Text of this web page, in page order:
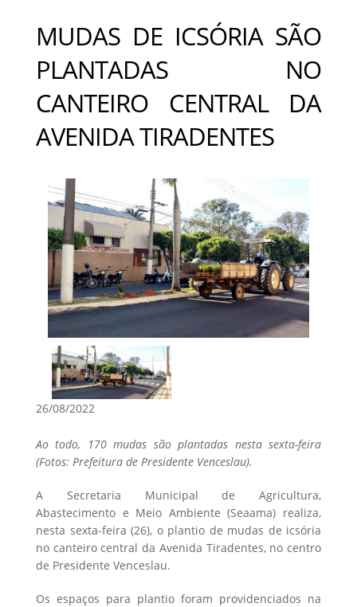
MUDAS DE ICSÓRIA SÃO
PLANTADAS NO
CANTEIRO CENTRAL DA
AVENIDA TIRADENTES
26/08/2022
Ao todo, 170 mudas são plantadas nesta sexta-feira
(Fotos: Prefeitura de Presidente Venceslau).
A Secretaria Municipal de Agricultura,
Abastecimento e Meio Ambiente (Seaama) realiza,
nesta sexta-feira (26), o plantio de mudas de icsória
no canteiro central da Avenida Tiradentes, no centro
de Presidente Venceslau.
Os espaços para plantio foram providenciados na